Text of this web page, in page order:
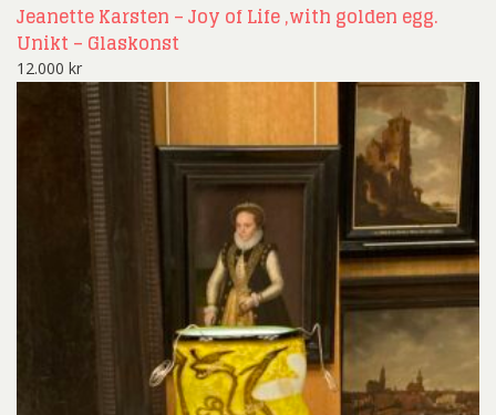
Jeanette Karsten – Joy of Life ,with golden egg.
Unikt – Glaskonst
12.000 kr